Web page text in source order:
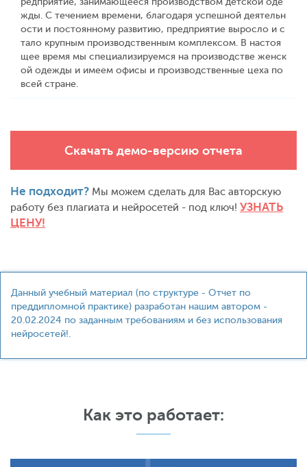
жды. С течением времени, благодаря успешной деятельн
ости и постоянному развитию, предприятие выросло и с
тало крупным производственным комплексом. В настоя
щее время мы специализируемся на производстве женск
ой одежды и имеем офисы и производственные цеха по
всей стране.
Скачать демо-версию отчета
Не подходит? Мы можем сделать для Вас авторскую
работу без плагиата и нейросетей - под ключ! УЗНАТЬ
ЦЕНУ!
Данный учебный материал (по структуре - Отчет по
преддипломной практике) разработан нашим автором -
20.02.2024 по заданным требованиям и без использования
нейросетей!.
Как это работает: